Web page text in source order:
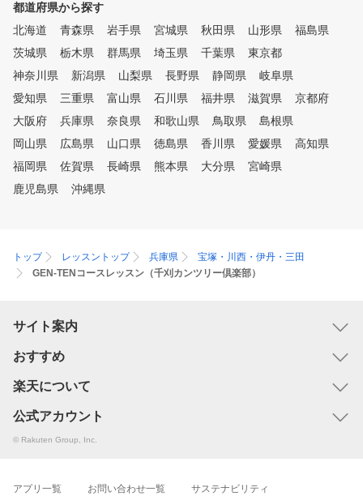
都道府県から探す
北海道
青森県 岩手県 宮城県 秋田県 山形県
福島県
茨城県
栃木県 群馬県 埼玉県 千葉県
東京都
神奈川県
新潟県 山梨県 長野県 静岡県
岐阜県
愛知県
三重県 富山県 石川県 福井県 滋賀県
京都府
大阪府
兵庫県 奈良県 和歌山県 鳥取県
島根県
岡山県
広島県 山口県 徳島県 香川県 愛媛県
高知県
福岡県
佐賀県 長崎県 熊本県 大分県
宮崎県
鹿児島県
沖縄県
トップ レッスントップ 兵庫県
宝塚・川西・伊丹・三田
GEN-TENコースレッスン（千刈カンツリー倶楽部）
サイト案内
おすすめ
楽天について
公式アカウント
© Rakuten Group, Inc.
アプリ一覧 お問い合わせ一覧 サステナビリティ